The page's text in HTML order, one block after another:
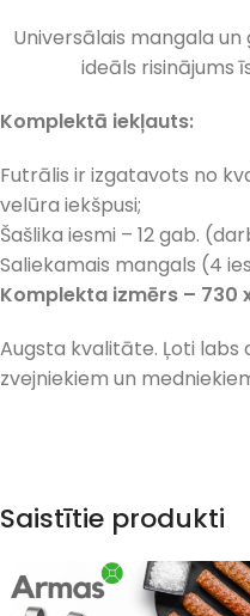
Universālais mangala un
ideāls risinājums
Komplektā iekļauts:
Futrālis ir izgatavots no
velūra iekšpusi;
Šašlika iesmi – 12 gab.
Saliekamais mangals (4
Komplekta izmērs – 730
Augsta kvalitāte. Ļoti
zvejniekiem un
Saistītie produkti